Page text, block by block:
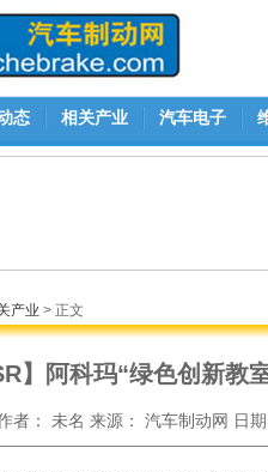
态 相关产业 汽车电子
产业 > 正文
】阿科玛“绿色创新教
者： 未名 来源： 汽车制动网 日